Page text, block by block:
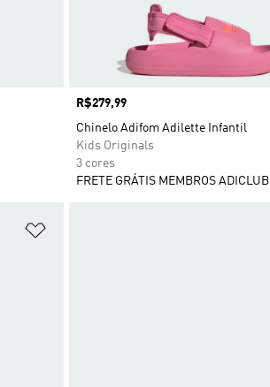
Preço
R$279,99
Chinelo Adifom Adilette Infantil
Kids Originals
3 cores
FRETE GRÁTIS MEMBROS ADICLUB